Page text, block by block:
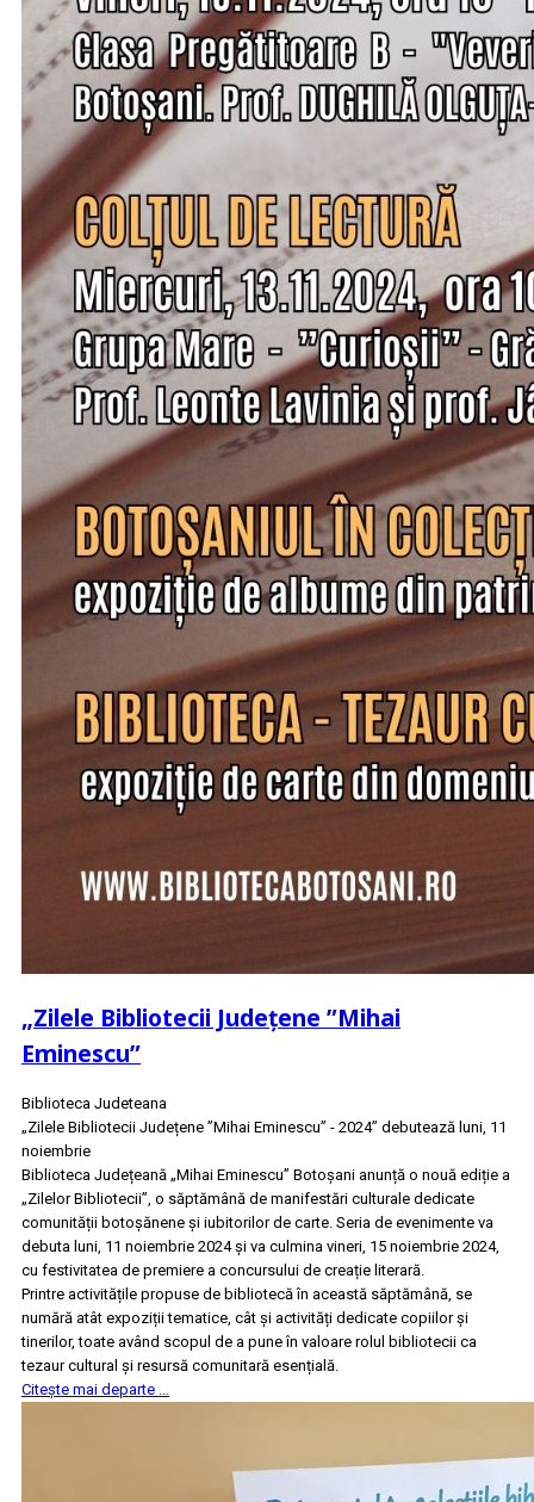
„Zilele Bibliotecii Județene ”Mihai
Eminescu”
Biblioteca Judeteana
„Zilele Bibliotecii Județene ”Mihai Eminescu” - 2024” debutează luni, 11
noiembrie
Biblioteca Județeană „Mihai Eminescu” Botoșani anunță o nouă ediție a
„Zilelor Bibliotecii”, o săptămână de manifestări culturale dedicate
comunității botoșănene și iubitorilor de carte. Seria de evenimente va
debuta luni, 11 noiembrie 2024 și va culmina vineri, 15 noiembrie 2024,
cu festivitatea de premiere a concursului de creație literară.
Printre activitățile propuse de bibliotecă în această săptămână, se
numără atât expoziții tematice, cât și activități dedicate copiilor și
tinerilor, toate având scopul de a pune în valoare rolul bibliotecii ca
tezaur cultural și resursă comunitară esențială.
Citește mai departe …